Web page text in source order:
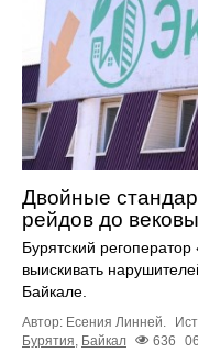
Двойные
рейдов до
Бурятский
выискивать
Байкале.
Автор: Есения Линней.
Бурятия Байкал 636